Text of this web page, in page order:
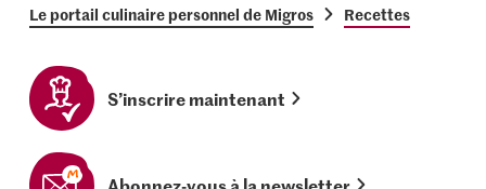
Le portail culinaire personnel de Migros Recettes
S’inscrire maintenant